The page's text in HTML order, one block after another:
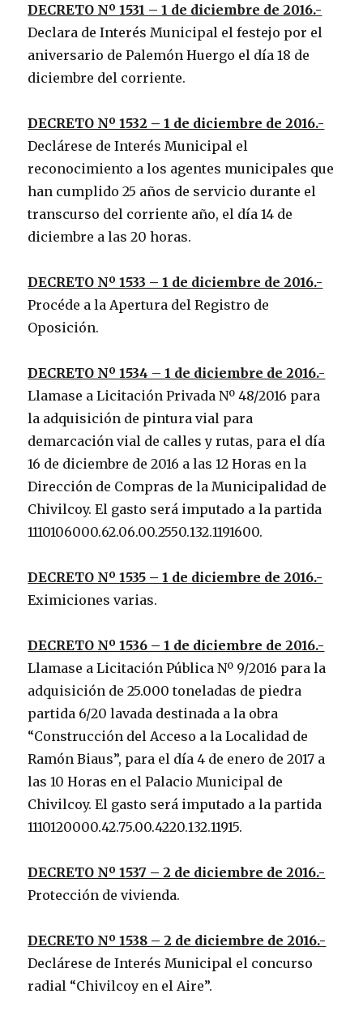
DECRETO Nº 1531 – 1 de diciembre de 2016.-
Declara de Interés Municipal el festejo por el
aniversario de Palemón Huergo el día 18 de
diciembre del corriente.
DECRETO Nº 1532 – 1 de diciembre de 2016.-
Declárese de Interés Municipal el
reconocimiento a los agentes municipales que
han cumplido 25 años de servicio durante el
transcurso del corriente año, el día 14 de
diciembre a las 20 horas.
DECRETO Nº 1533 – 1 de diciembre de 2016.-
Procéde a la Apertura del Registro de
Oposición.
DECRETO Nº 1534 – 1 de diciembre de 2016.-
Llamase a Licitación Privada Nº 48/2016 para
la adquisición de pintura vial para
demarcación vial de calles y rutas, para el día
16 de diciembre de 2016 a las 12 Horas en la
Dirección de Compras de la Municipalidad de
Chivilcoy. El gasto será imputado a la partida
1110106000.62.06.00.2550.132.1191600.
DECRETO Nº 1535 – 1 de diciembre de 2016.-
Eximiciones varias.
DECRETO Nº 1536 – 1 de diciembre de 2016.-
Llamase a Licitación Pública Nº 9/2016 para la
adquisición de 25.000 toneladas de piedra
partida 6/20 lavada destinada a la obra
“Construcción del Acceso a la Localidad de
Ramón Biaus”, para el día 4 de enero de 2017 a
las 10 Horas en el Palacio Municipal de
Chivilcoy. El gasto será imputado a la partida
1110120000.42.75.00.4220.132.11915.
DECRETO Nº 1537 – 2 de diciembre de 2016.-
Protección de vivienda.
DECRETO Nº 1538 – 2 de diciembre de 2016.-
Declárese de Interés Municipal el concurso
radial “Chivilcoy en el Aire”.